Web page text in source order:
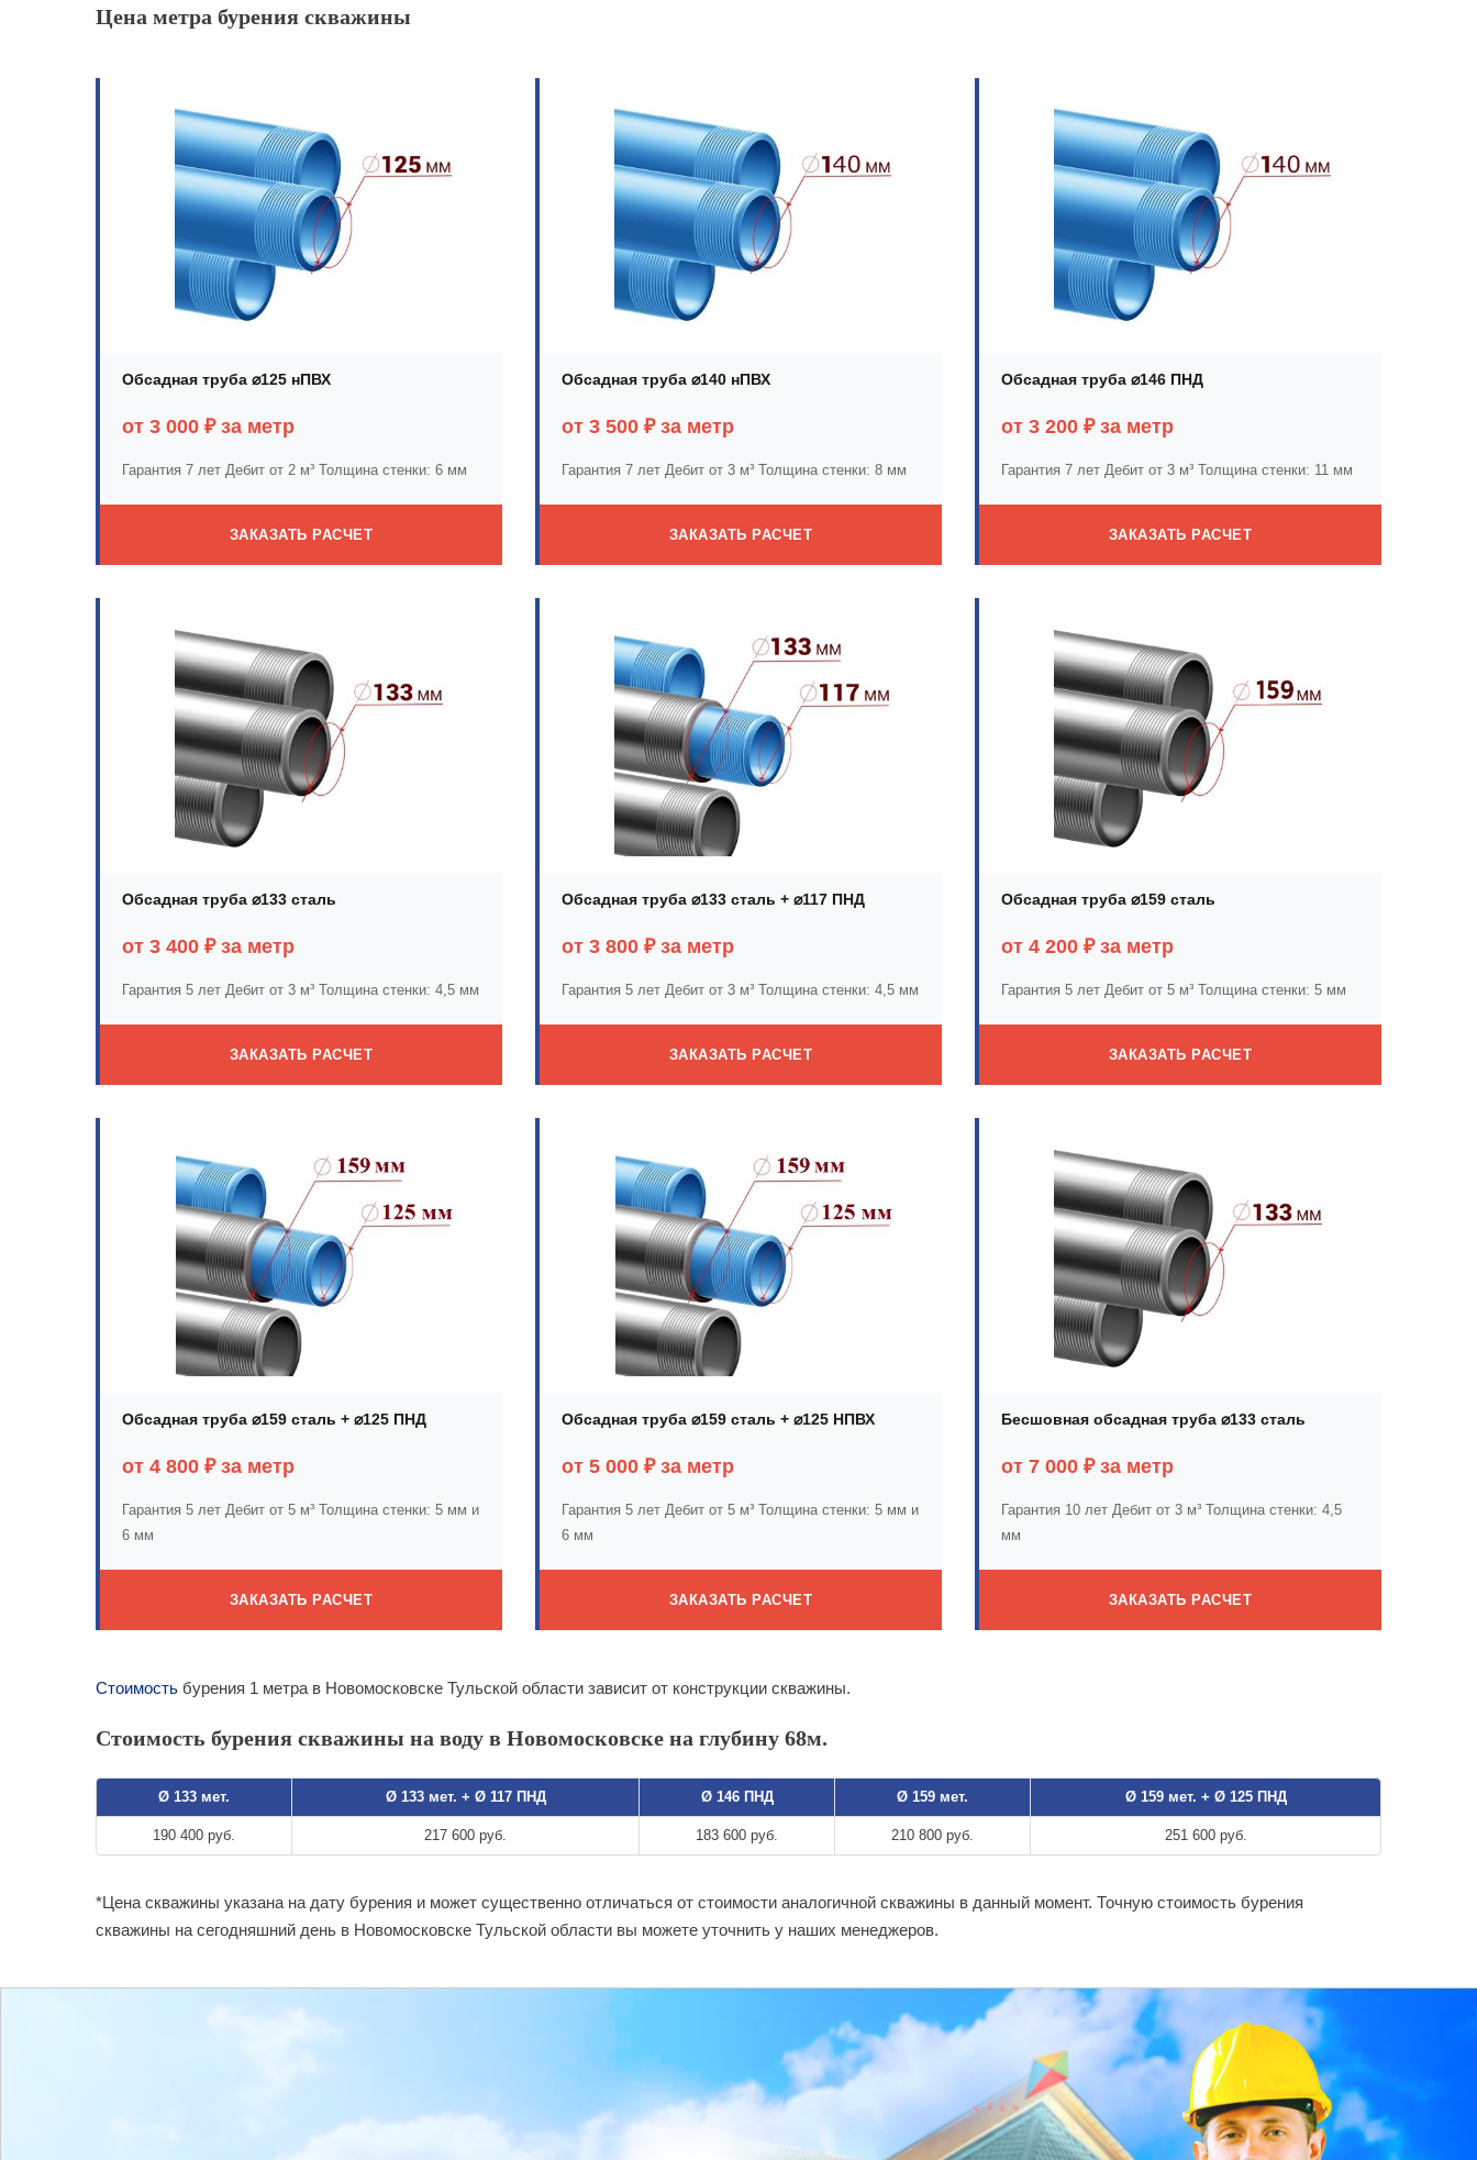
Цена метра бурения скважины
Обсадная труба ⌀125 нПВХ
от 3 000 ₽ за метр
Гарантия 7 лет Дебит от 2 м³ Толщина стенки: 6 мм
ЗАКАЗАТЬ РАСЧЕТ
Обсадная труба ⌀140 нПВХ
от 3 500 ₽ за метр
Гарантия 7 лет Дебит от 3 м³ Толщина стенки: 8 мм
ЗАКАЗАТЬ РАСЧЕТ
Обсадная труба ⌀146 ПНД
от 3 200 ₽ за метр
Гарантия 7 лет Дебит от 3 м³ Толщина стенки: 11 мм
ЗАКАЗАТЬ РАСЧЕТ
Обсадная труба ⌀133 сталь
от 3 400 ₽ за метр
Гарантия 5 лет Дебит от 3 м³ Толщина стенки: 4,5 мм
ЗАКАЗАТЬ РАСЧЕТ
Обсадная труба ⌀133 сталь + ⌀117 ПНД
от 3 800 ₽ за метр
Гарантия 5 лет Дебит от 3 м³ Толщина стенки: 4,5 мм
ЗАКАЗАТЬ РАСЧЕТ
Обсадная труба ⌀159 сталь
от 4 200 ₽ за метр
Гарантия 5 лет Дебит от 5 м³ Толщина стенки: 5 мм
ЗАКАЗАТЬ РАСЧЕТ
Обсадная труба ⌀159 сталь + ⌀125 ПНД
от 4 800 ₽ за метр
Гарантия 5 лет Дебит от 5 м³ Толщина стенки: 5 мм и
6 мм
ЗАКАЗАТЬ РАСЧЕТ
Обсадная труба ⌀159 сталь + ⌀125 НПВХ
от 5 000 ₽ за метр
Гарантия 5 лет Дебит от 5 м³ Толщина стенки: 5 мм и
6 мм
ЗАКАЗАТЬ РАСЧЕТ
Бесшовная обсадная труба ⌀133 сталь
от 7 000 ₽ за метр
Гарантия 10 лет Дебит от 3 м³ Толщина стенки: 4,5
мм
ЗАКАЗАТЬ РАСЧЕТ
Стоимость бурения 1 метра в Новомосковске Тульской области зависит от конструкции скважины.
Стоимость бурения скважины на воду в Новомосковске на глубину 68м.
Ø 133 мет. Ø 133 мет. + Ø 117 ПНД Ø 146 ПНД Ø 159 мет. Ø 159 мет. + Ø 125 ПНД
190 400 руб. 217 600 руб. 183 600 руб. 210 800 руб. 251 600 руб.
*Цена скважины указана на дату бурения и может существенно отличаться от стоимости аналогичной скважины в данный момент. Точную стоимость бурения
скважины на сегодняшний день в Новомосковске Тульской области вы можете уточнить у наших менеджеров.